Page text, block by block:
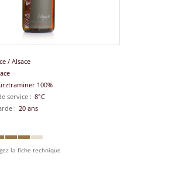
/ Alsace
100%
service
8°C
20 ans
la fiche technique